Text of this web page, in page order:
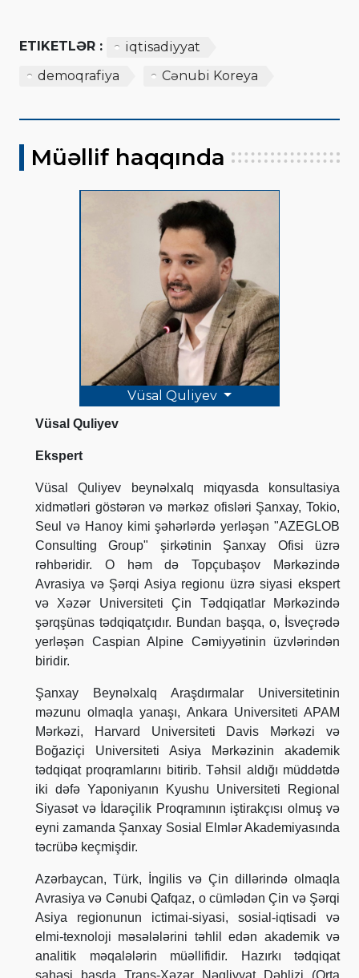
ETIKETLƏR :
iqtisadiyyat
demoqrafiya
Cənubi Koreya
Müəllif haqqında
Vüsal Quliyev
Vüsal Quliyev
Ekspert
Vüsal Quliyev beynəlxalq miqyasda konsultasiya
xidmətləri göstərən və mərkəz ofisləri Şanxay, Tokio,
Seul və Hanoy kimi şəhərlərdə yerləşən "AZEGLOB
Consulting Group" şirkətinin Şanxay Ofisi üzrə
rəhbəridir. O həm də Topçubaşov Mərkəzində
Avrasiya və Şərqi Asiya regionu üzrə siyasi ekspert
və Xəzər Universiteti Çin Tədqiqatlar Mərkəzində
şərqşünas tədqiqatçıdır. Bundan başqa, o, İsveçrədə
yerləşən Caspian Alpine Cəmiyyətinin üzvlərindən
biridir.
Şanxay Beynəlxalq Araşdırmalar Universitetinin
məzunu olmaqla yanaşı, Ankara Universiteti APAM
Mərkəzi, Harvard Universiteti Davis Mərkəzi və
Boğaziçi Universiteti Asiya Mərkəzinin akademik
tədqiqat proqramlarını bitirib. Təhsil aldığı müddətdə
iki dəfə Yaponiyanın Kyushu Universiteti Regional
Siyasət və İdarəçilik Proqramının iştirakçısı olmuş və
eyni zamanda Şanxay Sosial Elmlər Akademiyasında
təcrübə keçmişdir.
Azərbaycan, Türk, İngilis və Çin dillərində olmaqla
Avrasiya və Cənubi Qafqaz, o cümlədən Çin və Şərqi
Asiya regionunun ictimai-siyasi, sosial-iqtisadi və
elmi-texnoloji məsələlərini təhlil edən akademik və
analitik məqalələrin müəllifidir. Hazırkı tədqiqat
sahəsi başda Trans-Xəzər Nəqliyyat Dəhlizi (Orta